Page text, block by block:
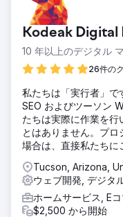
Kodeak
10 年以上のデジタル
26件の
私たちは「実行者」で
SEO およびツーソン
たちは実際に作業を行
とはありません。プ
場合は、直接私たちに
Tucson, Arizona,
ウェブ開発, デジタ
ホームサービス, E
$2,500 から開始